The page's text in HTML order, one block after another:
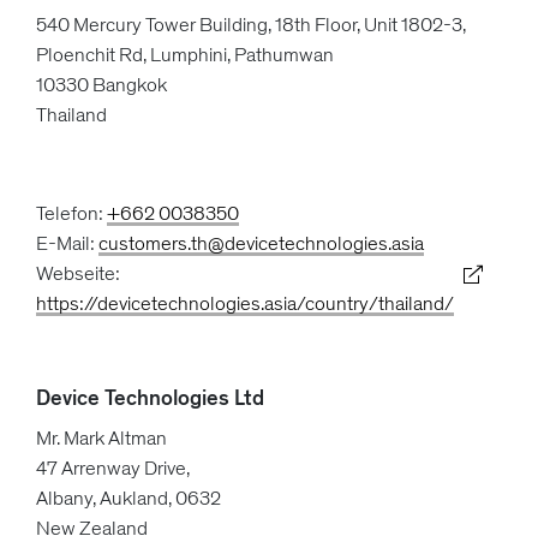
540 Mercury Tower Building, 18th Floor, Unit 1802-3,
Ploenchit Rd, Lumphini, Pathumwan
10330 Bangkok
Thailand
Telefon:+662 0038350
E-Mail:customers.th@devicetechnologies.asia
Webseite:
https://devicetechnologies.asia/country/thailand/
Device Technologies Ltd
Mr. Mark Altman
47 Arrenway Drive,
Albany, Aukland, 0632
New Zealand